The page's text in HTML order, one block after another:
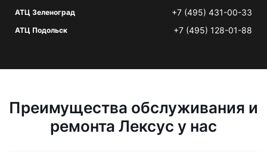
АТЦ Зеленоград +7 (495) 431-00-33
АТЦ Подольск +7 (495) 128-01-88
Преимущества обслуживания и
ремонта Лексус у нас